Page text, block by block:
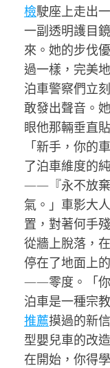
檢駛座上走出
一副透明護目
來。她的步伐
過一樣，完美
泊車警察們立
敢發出聲音。
眼他那輛垂直
「新手，你的
了泊車維度的
——『永不放棄
氣。」車影大
置，對著何手
從牆上脫落，
停在了地面上
——零度。「你
泊車是一種宗
推薦摸過的新
型嬰兒車的改
在開始，你得